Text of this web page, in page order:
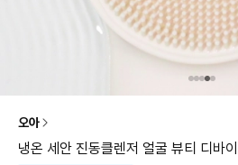
오아
냉온 세안 진동클렌저 얼굴 뷰티 디바